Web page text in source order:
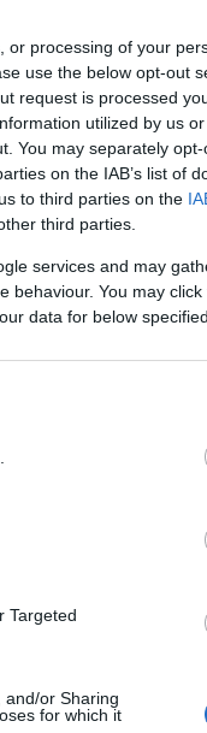
or processing of your
use the below opt-out
request is processed
utilized by us
You may separately
on the IAB’s list of
to third parties on the
third parties.
services and may
behaviour. You may
data for below
Targeted
and/or Sharing
for which it
κομμάτι
τη ζωή.